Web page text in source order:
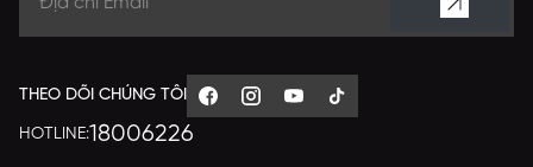
THEO DÕI CHÚNG TÔI
HOTLINE:18006226